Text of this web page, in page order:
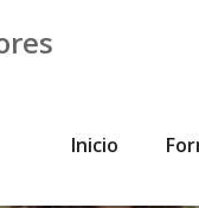
Inicio